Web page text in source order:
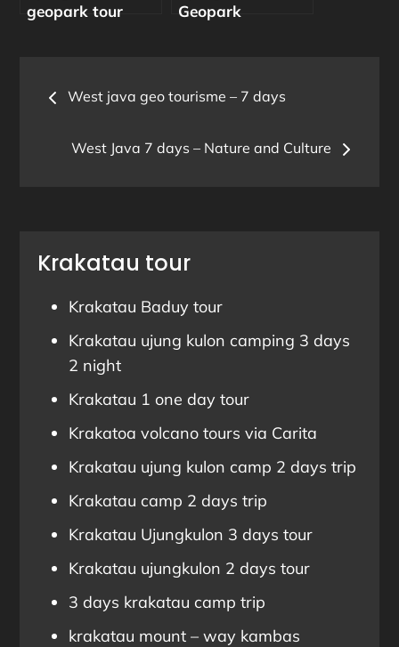
geopark tour
Geopark
Post
West java geo tourisme – 7 days
West Java 7 days – Nature and Culture
Krakatau tour
Krakatau Baduy tour
Krakatau ujung kulon camping 3 days
2 night
Krakatau 1 one day tour
Krakatoa volcano tours via Carita
Krakatau ujung kulon camp 2 days trip
Krakatau camp 2 days trip
Krakatau Ujungkulon 3 days tour
Krakatau ujungkulon 2 days tour
3 days krakatau camp trip
krakatau mount – way kambas